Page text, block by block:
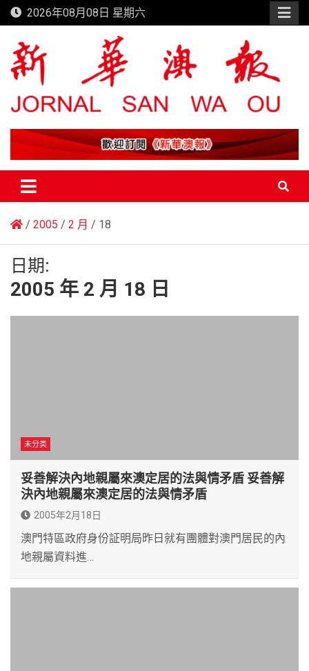
Skip
to
content
2026年08月08日 星期六
新華澳報
2005 2 月 18
日期:
2005 年 2 月 18 日
未分类
妥善解決內地親屬來澳定居的法與情矛盾 妥善解
決內地親屬來澳定居的法與情矛盾
2005年2月18日
澳門特區政府身份証明局昨日就有團體對澳門居民的內
地親屬資料進…